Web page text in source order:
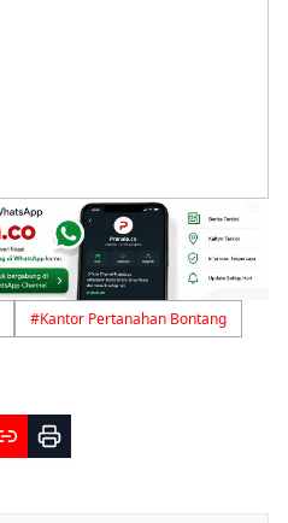
#Kantor Pertanahan Bontang